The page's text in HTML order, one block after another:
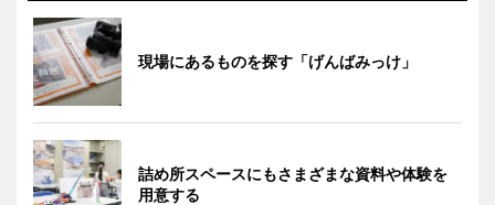
現場にあるものを探す「げんばみっけ」
詰め所スペースにもさまざまな資料や体験を
用意する